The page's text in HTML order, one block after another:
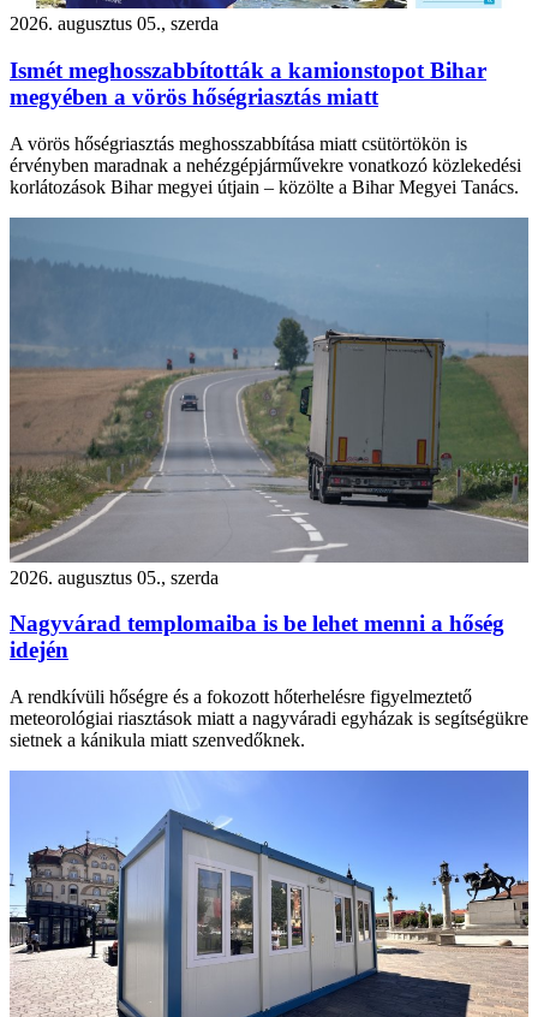
2026. augusztus 05., szerda
Ismét meghosszabbították a kamionstopot Bihar
megyében a vörös hőségriasztás miatt
A vörös hőségriasztás meghosszabbítása miatt csütörtökön is
érvényben maradnak a nehézgépjárművekre vonatkozó közlekedési
korlátozások Bihar megyei útjain – közölte a Bihar Megyei Tanács.
2026. augusztus 05., szerda
Nagyvárad templomaiba is be lehet menni a hőség
idején
A rendkívüli hőségre és a fokozott hőterhelésre figyelmeztető
meteorológiai riasztások miatt a nagyváradi egyházak is segítségükre
sietnek a kánikula miatt szenvedőknek.